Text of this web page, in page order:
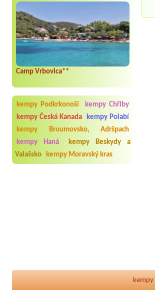
Camp Vrbovica**
kempy Podkrkonoší
kempy Chřiby
kempy Česká Kanada
kempy Polabí
kempy Broumovsko, Adršpach
kempy Haná
kempy Beskydy a
Valašsko kempy Moravský kras
kempy